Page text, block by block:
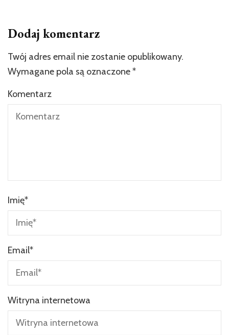
Dodaj komentarz
Twój adres email nie zostanie opublikowany.
Wymagane pola są oznaczone*
Komentarz
Imię*
Email*
Witryna internetowa